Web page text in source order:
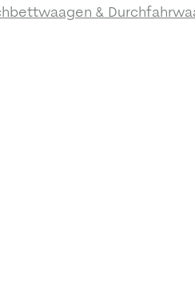
&